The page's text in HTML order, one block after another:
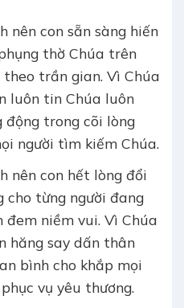
nên con sẵn sàng hiến
thờ Chúa trên
trần gian. Vì Chúa
luôn tin Chúa luôn
động trong cõi lòng
người tìm kiếm Chúa.
nên con hết lòng đổi
cho từng người đang
đem niềm vui. Vì Chúa
hăng say dấn thân
bình cho khắp mọi
vụ yêu thương.